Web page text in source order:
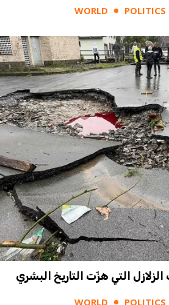
WORLD POLITICS
التي هزّت التاريخ البشري
WORLD POLITICS